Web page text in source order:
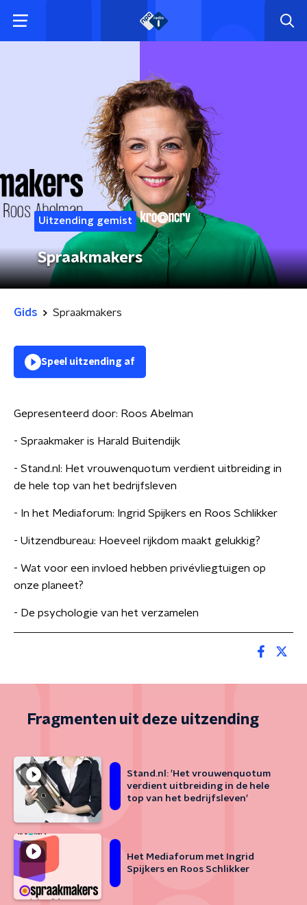
Uitzending gemist
Spraakmakers
Gids Spraakmakers
Speel uitzending af
Gepresenteerd door: Roos Abelman
- Spraakmaker is Harald Buitendijk
- Stand.nl: Het vrouwenquotum verdient uitbreiding in
de hele top van het bedrijfsleven
- In het Mediaforum: Ingrid Spijkers en Roos Schlikker
- Uitzendbureau: Hoeveel rijkdom maakt gelukkig?
- Wat voor een invloed hebben privévliegtuigen op
onze planeet?
- De psychologie van het verzamelen
Fragmenten uit deze uitzending
Stand.nl: 'Het vrouwenquotum
verdient uitbreiding in de hele
top van het bedrijfsleven'
Het Mediaforum met Ingrid
Spijkers en Roos Schlikker